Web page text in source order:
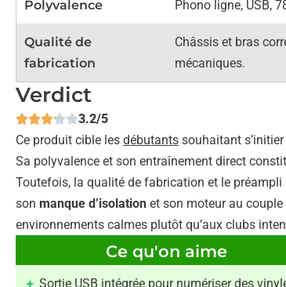
Polyvalence Phono ligne, USB,
Qualité de
fabrication
Châssis et bras
mécaniques.
Verdict
3.2/5
Ce produit cible les débutants souhaitant
Sa polyvalence et son entraînement direct
Toutefois, la qualité de fabrication et le
son manque d’isolation et son moteur au
environnements calmes plutôt qu’aux clubs
Ce qu'on aime
Sortie USB intégrée pour numériser des